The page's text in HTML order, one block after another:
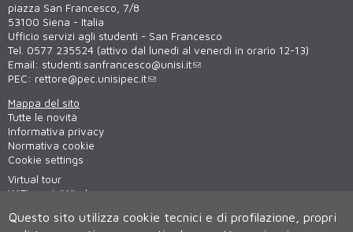
piazza San Francesco, 7/8
53100 Siena - Italia
Ufficio servizi agli studenti - San Francesco
Tel. 0577 235524 (attivo dal lunedì al venerdì in orario 12-13)
Email: studenti.sanfrancesco@unisi.it
PEC: rettore@pec.unisipec.it
Mappa del sito
Tutte le novità
Informativa privacy
Normativa cookie
Cookie settings
Virtual tour
WiFi - unisiWireless
Questo sito utilizza cookie tecnici e di profilazione, propri